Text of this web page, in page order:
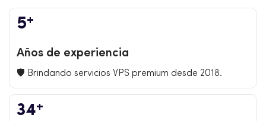
5+
Años de experiencia
🛡️ Brindando servicios VPS premium desde 2018.
34+